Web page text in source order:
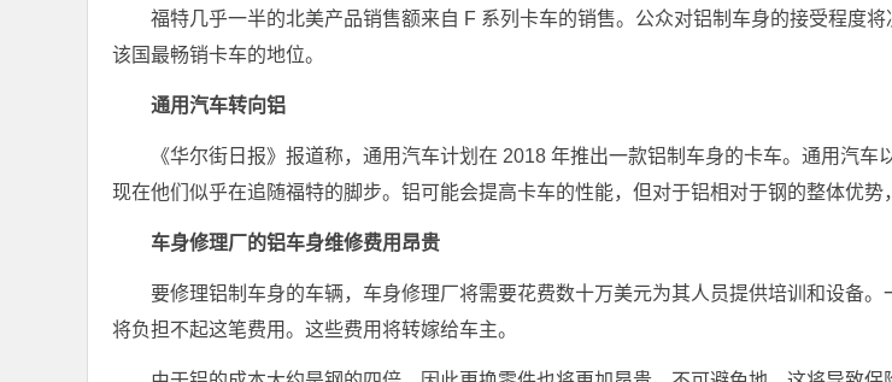
福特几乎一半的北美产品销售额来自 F 系列卡车的销售。公众对铝制车身的接受程度
该国最畅销卡车的地位。
通用汽车转向铝
《华尔街日报》报道称，通用汽车计划在 2018 年推出一款铝制车身的卡车。通用汽车
现在他们似乎在追随福特的脚步。铝可能会提高卡车的性能，但对于铝相对于钢的整体优势
车身修理厂的铝车身维修费用昂贵
要修理铝制车身的车辆，车身修理厂将需要花费数十万美元为其人员提供培训和设备。
将负担不起这笔费用。这些费用将转嫁给车主。